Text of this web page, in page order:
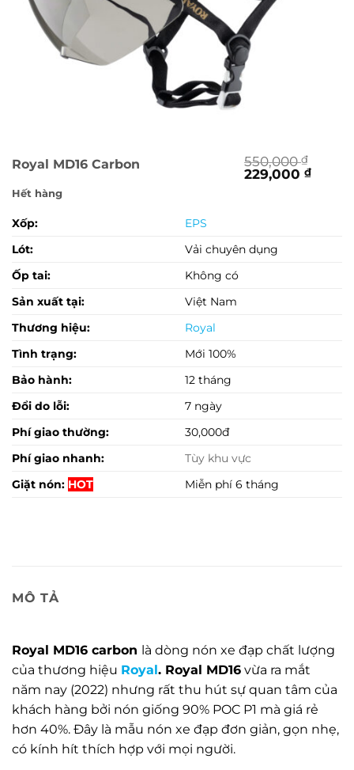
Royal MD16 Carbon 550,000₫
Giá
gốc
229,000₫Giá
Hết hàng
Xốp:
EPS
Lót:
Vải chuyên dụng
Ốp tai:
Không có
Sản xuất tại:
Việt Nam
Thương hiệu:
Royal
Tình trạng:
Mới 100%
Bảo hành:
12 tháng
Đổi do lỗi:
7 ngày
Phí giao thường:
30,000đ
Phí giao nhanh:
Tùy khu vực
Giặt nón: HOT Miễn phí 6 tháng
MÔ TẢ
Royal MD16 carbon là dòng nón xe đạp chất lượng
của thương hiệu Royal. Royal MD16 vừa ra mắt
năm nay (2022) nhưng rất thu hút sự quan tâm của
khách hàng bởi nón giống 90% POC P1 mà giá rẻ
hơn 40%. Đây là mẫu nón xe đạp đơn giản, gọn nhẹ,
có kính hít thích hợp với mọi người.